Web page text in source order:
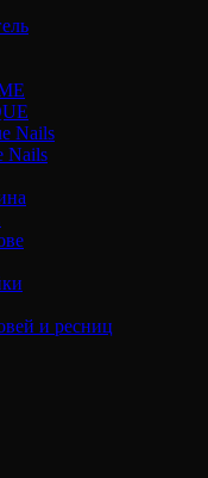
Nails
Nails
и ресниц